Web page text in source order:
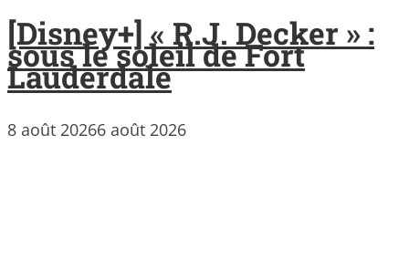
[Disney+] « R.J. Decker » :
sous le soleil de Fort
Lauderdale
8 août 20266 août 2026